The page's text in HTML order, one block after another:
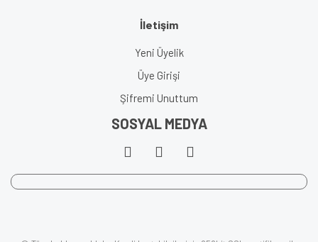
İletişim
Yeni Üyelik
Üye Girişi
Şifremi Unuttum
SOSYAL MEDYA